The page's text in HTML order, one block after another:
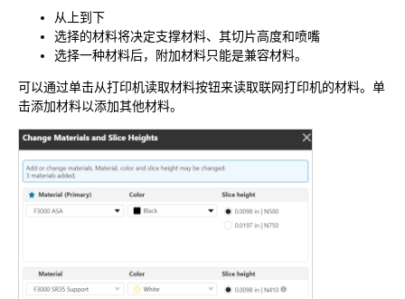
从上到下
选择的材料将决定支撑材料、其切片高度和喷嘴
选择一种材料后，附加材料只能是兼容材料。
可以通过单击从打印机读取材料按钮来读取联网打印机的材料。单
击添加材料以添加其他材料。